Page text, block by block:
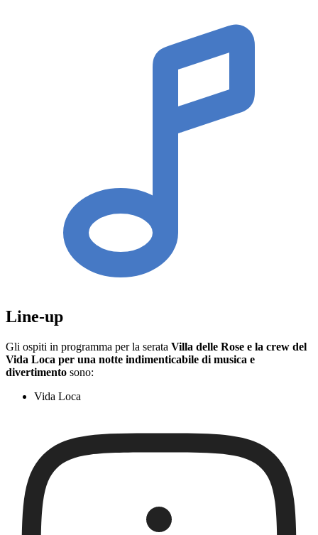
Line-up
Gli ospiti in programma per la serata Villa delle Rose e la crew del
Vida Loca per una notte indimenticabile di musica e
divertimento sono:
Vida Loca